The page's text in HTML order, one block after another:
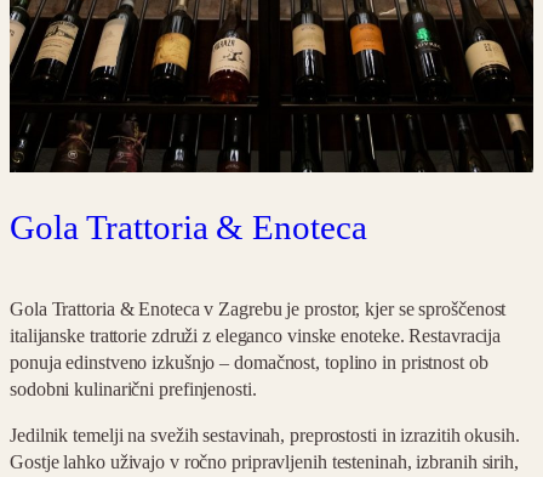
Gola Trattoria & Enoteca
Gola Trattoria & Enoteca v Zagrebu je prostor, kjer se sproščenost
italijanske trattorie združi z eleganco vinske enoteke. Restavracija
ponuja edinstveno izkušnjo – domačnost, toplino in pristnost ob
sodobni kulinarični prefinjenosti.
Jedilnik temelji na svežih sestavinah, preprostosti in izrazitih okusih.
Gostje lahko uživajo v ročno pripravljenih testeninah, izbranih sirih,